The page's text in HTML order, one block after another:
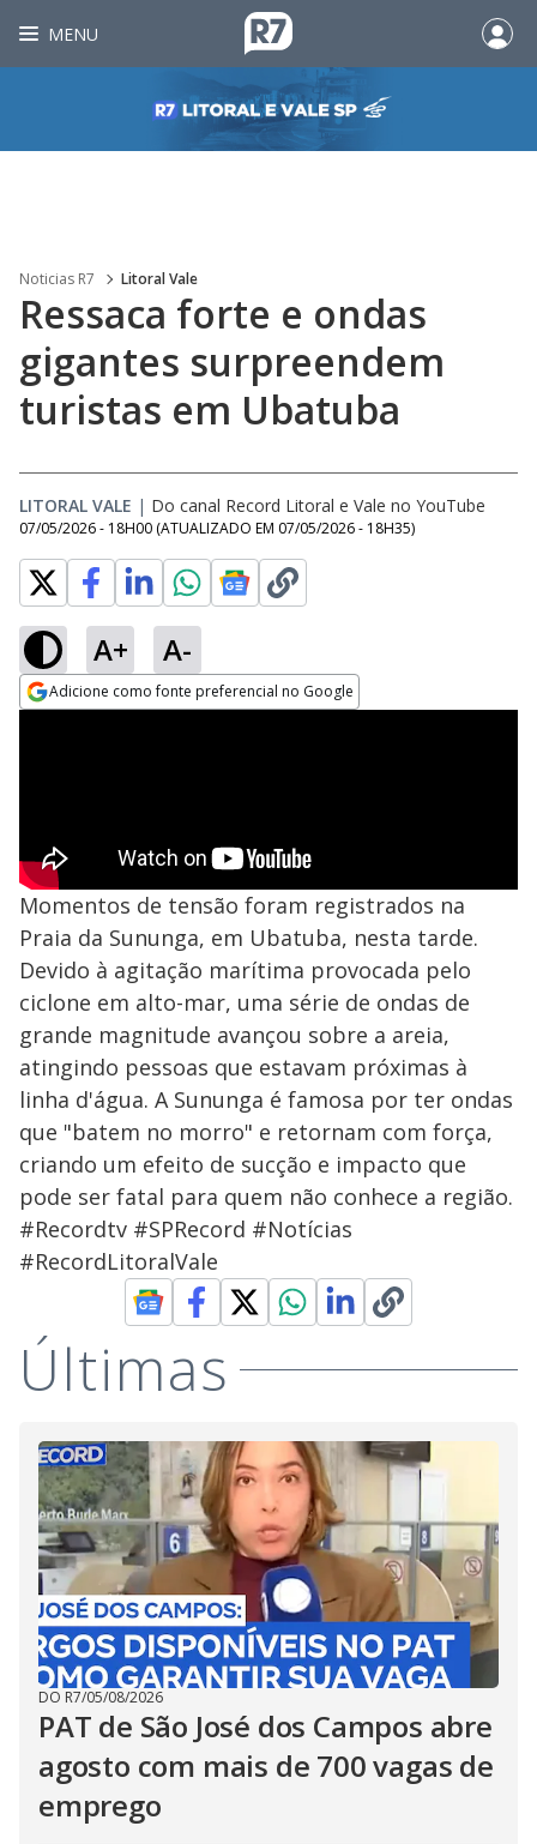
MENU
Noticias R7 Litoral Vale
Ressaca forte e ondas
gigantes surpreendem
turistas em Ubatuba
LITORAL VALE | Do canal Record Litoral e Vale no YouTube
07/05/2026 - 18H00 (ATUALIZADO EM 07/05/2026 - 18H35)
A+ A-
Adicione como fonte preferencial no Google
Momentos de tensão foram registrados na
Praia da Sununga, em Ubatuba, nesta tarde.
Devido à agitação marítima provocada pelo
ciclone em alto-mar, uma série de ondas de
grande magnitude avançou sobre a areia,
atingindo pessoas que estavam próximas à
linha d'água. A Sununga é famosa por ter ondas
que "batem no morro" e retornam com força,
criando um efeito de sucção e impacto que
pode ser fatal para quem não conhece a região.
#Recordtv #SPRecord #Notícias
#RecordLitoralVale
Últimas
DO R7/05/08/2026
PAT de São José dos Campos abre
agosto com mais de 700 vagas de
emprego